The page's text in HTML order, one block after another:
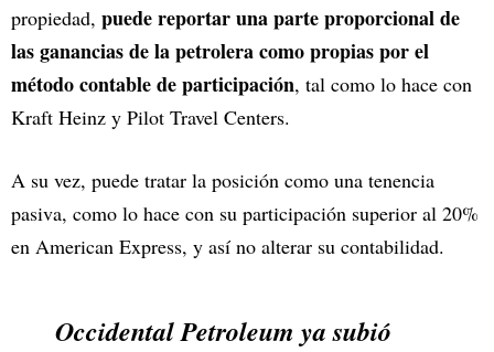
propiedad, puede reportar una parte proporcional de
las ganancias de la petrolera como propias por el
método contable de participación, tal como lo hace con
Kraft Heinz y Pilot Travel Centers.
A su vez, puede tratar la posición como una tenencia
pasiva, como lo hace con su participación superior al 20%
en American Express, y así no alterar su contabilidad.
Occidental Petroleum ya subió